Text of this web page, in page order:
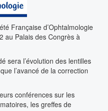
Française d’Ophtalmologie
au Palais des Congrès à
sera l’évolution des lentilles
l’avancé de la correction
conférences sur les
les greffes de